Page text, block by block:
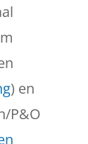
) en
P&O